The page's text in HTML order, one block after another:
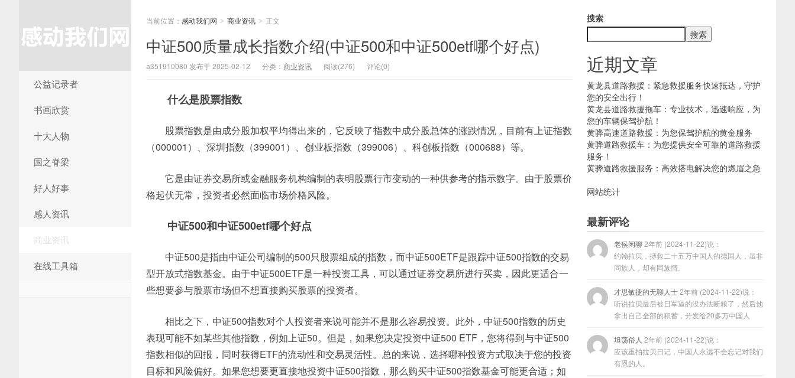
公益记录者
书画欣赏
十大人物
国之脊梁
好人好事
感人资讯
商业资讯
在线工具箱
当前位置： 感动我们网 > 商业资讯 > 正文
中证500质量成长指数介绍(中证500和中证500etf哪个好点)
a351910080 发布于 2025-02-12 分类： 商业资讯 阅读(276) 评论(0)
什么是股票指数
股票指数是由成分股加权平均得出来的，它反映了指数中成分股总体的涨跌情况，目前有上证指数
（000001）、深圳指数（399001）、创业板指数（399006）、科创板指数（000688）等。
它是由证券交易所或金融服务机构编制的表明股票行市变动的一种供参考的指示数字。由于股票价
格起伏无常，投资者必然面临市场价格风险。
中证500和中证500etf哪个好点
中证500是指由中证公司编制的500只股票组成的指数，而中证500ETF是跟踪中证500指数的交易
型开放式指数基金。由于中证500ETF是一种投资工具，可以通过证券交易所进行买卖，因此更适合一
些想要参与股票市场但不想直接购买股票的投资者。
相比之下，中证500指数对个人投资者来说可能并不是那么容易投资。此外，中证500指数的历史
表现可能不如某些其他指数，例如上证50。但是，如果您决定投资中证500 ETF，您将得到与中证500
指数相似的回报，同时获得ETF的流动性和交易灵活性。总的来说，选择哪种投资方式取决于您的投资
目标和风险偏好。如果您想要更直接地投资中证500指数，那么购买中证500指数基金可能更合适；如
搜索
搜索
近期文章
黄龙县道路救援：紧急救援服务快速抵达，守护
您的安全出行！
黄龙县道路救援拖车：专业技术，迅速响应，为
您的车辆保驾护航！
黄骅高速道路救援：为您保驾护航的黄金服务
黄骅道路救援车：为您提供安全可靠的道路救援
服务！
黄骅道路救援服务：高效搭电解决您的燃眉之急
网站统计
最新评论
老侯闲聊2年前 (2024-11-22)说：
约翰拉贝，拯救二十五万中国人的德国人，虽非
同族人，却有同族情。
才思敏捷的无聊人士2年前 (2024-11-22)说：
听说拉贝最后被日军逼的没办法断粮了，然后他
拿出自己全部的积蓄，分发给20多万中国人
坦荡俗人 2年前 (2024-11-22)说：
应该重拍拉贝日记，中国人永远不会忘记对我们
有恩的人。